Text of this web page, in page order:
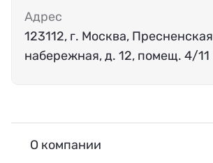
Адрес
123112, г. Москва, Пресненская
набережная, д. 12, помещ. 4/11
О компании